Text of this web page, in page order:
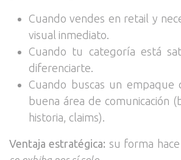
Cuando vendes en retail y
visual inmediato.
Cuando tu categoría está
diferenciarte.
Cuando buscas un empaque
buena área de comunicación
historia, claims).
Ventaja estratégica: su forma